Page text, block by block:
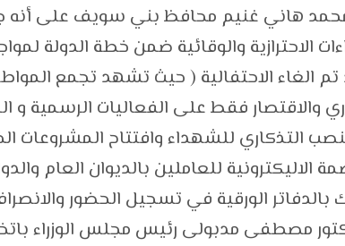
محمد هاني غنيم محافظ بني سويف على
الاحترازية والوقائية ضمن خطة الدولة
تم الغاء الاحتفالية ( حيث تشهد تجمع
والاقتصار فقط على الفعاليات الرسمية
التذكاري للشهداء وافتتاح المشروعات
الاليكترونية للعاملين بالديوان العام
بالدفاتر الورقية في تسجيل الحضور
مصطفى مدبولى رئيس مجلس الوزراء باتخاذ